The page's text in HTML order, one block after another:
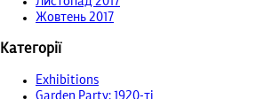
Жовтень 2017
Категорії
Exhibitions